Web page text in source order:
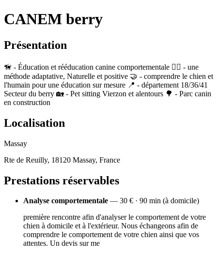
CANEM berry
Présentation
🦮 - Éducation et rééducation canine comportementale 🐕‍🦺 - une
méthode adaptative, Naturelle et positive 🤝 - comprendre le chien et
l'humain pour une éducation sur mesure 📍 - département 18/36/41
Secteur du berry 🏡 - Pet sitting Vierzon et alentours 🌳 - Parc canin
en construction
Localisation
Massay
Rte de Reuilly, 18120 Massay, France
Prestations réservables
Analyse comportementale — 30 € · 90 min (à domicile)
première rencontre afin d'analyser le comportement de votre
chien à domicile et à l'extérieur. Nous échangeons afin de
comprendre le comportement de votre chien ainsi que vos
attentes. Un devis sur me